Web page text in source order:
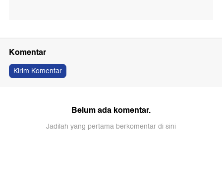
Komentar
Kirim Komentar
Belum ada komentar.
Jadilah yang pertama berkomentar di sini